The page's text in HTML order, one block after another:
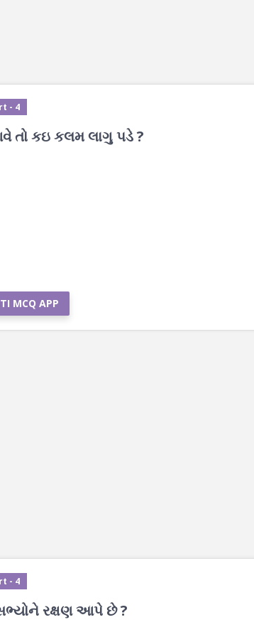
- 4
તો કઇ કલમ લાગુ પડે ?
MCQ APP
- 4
રક્ષણ આપે છે ?